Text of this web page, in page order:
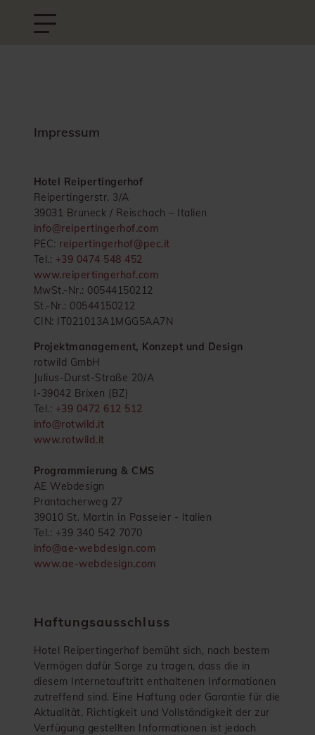
Impressum
Hotel Reipertingerhof
Reipertingerstr. 3/A
39031 Bruneck / Reischach – Italien
info@reipertingerhof.com
PEC: reipertingerhof@pec.it
Tel.: +39 0474 548 452
www.reipertingerhof.com
MwSt.-Nr.: 00544150212
St.-Nr.: 00544150212
CIN: IT021013A1MGG5AA7N
Projektmanagement, Konzept und Design
rotwild GmbH
Julius-Durst-Straße 20/A
I-39042 Brixen (BZ)
Tel.: +39 0472 612 512
info@rotwild.it
www.rotwild.it
Programmierung & CMS
AE Webdesign
Prantacherweg 27
39010 St. Martin in Passeier - Italien
Tel.: +39 340 542 7070
info@ae-webdesign.com
www.ae-webdesign.com
Haftungsausschluss
Hotel Reipertingerhof bemüht sich, nach bestem
Vermögen dafür Sorge zu tragen, dass die in
diesem Internetauftritt enthaltenen Informationen
zutreffend sind. Eine Haftung oder Garantie für die
Aktualität, Richtigkeit und Vollständigkeit der zur
Verfügung gestellten Informationen ist jedoch